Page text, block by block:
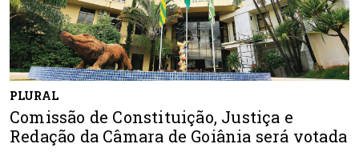
PLURAL
Comissão de Constituição, Justiça e
Redação da Câmara de Goiânia será votada